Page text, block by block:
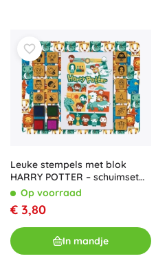
Leuke stempels met blok
HARRY POTTER – schuimset
van 14 stempels en 4
gekleurde inktkussens
Op voorraad
€ 3,80
In mandje